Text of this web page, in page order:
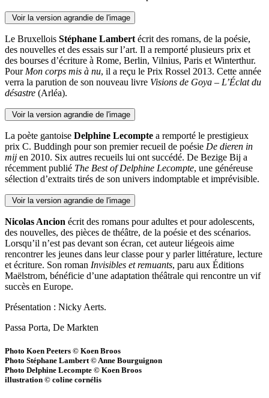
Voir la version agrandie de l'image
Le Bruxellois Stéphane Lambert écrit des romans, de la poésie,
des nouvelles et des essais sur l’art. Il a remporté plusieurs prix et
des bourses d’écriture à Rome, Berlin, Vilnius, Paris et Winterthur.
Pour Mon corps mis à nu, il a reçu le Prix Rossel 2013. Cette année
verra la parution de son nouveau livre Visions de Goya – L’Éclat du
désastre (Arléa).
Voir la version agrandie de l'image
La poète gantoise Delphine Lecompte a remporté le prestigieux
prix C. Buddingh pour son premier recueil de poésie De dieren in
mij en 2010. Six autres recueils lui ont succédé. De Bezige Bij a
récemment publié The Best of Delphine Lecompte, une généreuse
sélection d’extraits tirés de son univers indomptable et imprévisible.
Voir la version agrandie de l'image
Nicolas Ancion écrit des romans pour adultes et pour adolescents,
des nouvelles, des pièces de théâtre, de la poésie et des scénarios.
Lorsqu’il n’est pas devant son écran, cet auteur liégeois aime
rencontrer les jeunes dans leur classe pour y parler littérature, lecture
et écriture. Son roman Invisibles et remuants, paru aux Éditions
Maëlstrom, bénéficie d’une adaptation théâtrale qui rencontre un vif
succès en Europe.
Présentation : Nicky Aerts.
Passa Porta, De Markten
Photo Koen Peeters © Koen Broos
Photo Stéphane Lambert © Anne Bourguignon
Photo Delphine Lecompte © Koen Broos
illustration © coline cornélis